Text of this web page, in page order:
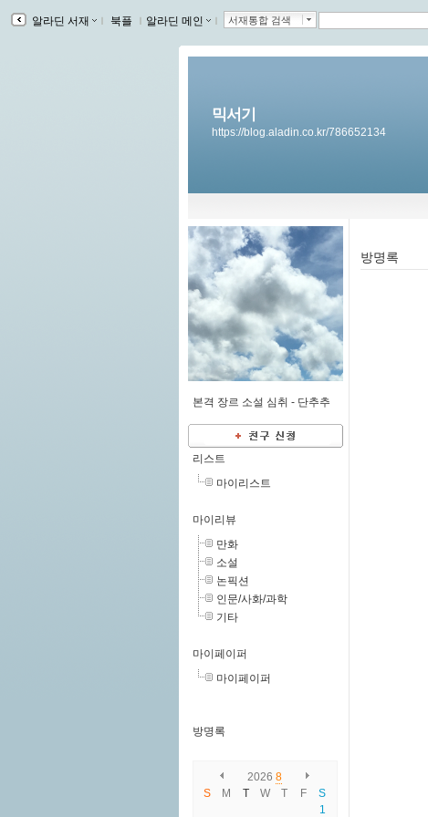
알라딘 서재 ｌ 북플 ｌ 알라딘 메인 ｌ 서재통합 검색
믹서기
https://blog.aladin.co.kr/786652134
본격 장르 소설 심취 - 단추추
리스트
마이리스트
마이리뷰
만화
소설
논픽션
인문/사화/과학
기타
마이페이퍼
마이페이퍼
방명록
2026 8
S
M T W T F
S
1
방명록